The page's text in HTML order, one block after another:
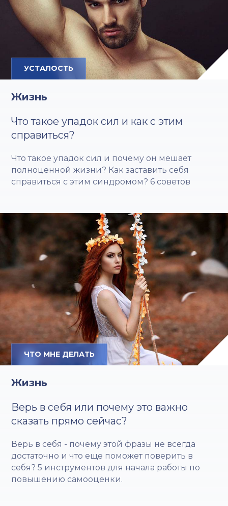
УСТАЛОСТЬ
Жизнь
Что такое упадок сил и как с этим
справиться?
Что такое упадок сил и почему он мешает
полноценной жизни? Как заставить себя
справиться с этим синдромом? 6 советов
ЧТО МНЕ ДЕЛАТЬ
Жизнь
Верь в себя или почему это важно
сказать прямо сейчас?
Верь в себя - почему этой фразы не всегда
достаточно и что еще поможет поверить в
себя? 5 инструментов для начала работы по
повышению самооценки.